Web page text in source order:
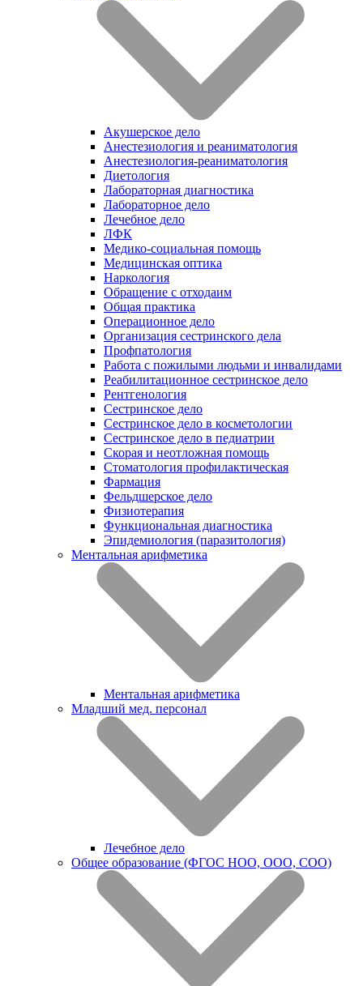
Акушерское дело
Анестезиология и реаниматология
Анестезиология-реаниматология
Диетология
Лабораторная диагностика
Лабораторное дело
Лечебное дело
ЛФК
Медико-социальная помощь
Медицинская оптика
Наркология
Обращение с отходаим
Общая практика
Операционное дело
Организация сестринского дела
Профпатология
Работа с пожилыми людьми и инвалидами
Реабилитационное сестринское дело
Рентгенология
Сестринское дело
Сестринское дело в косметологии
Сестринское дело в педиатрии
Скорая и неотложная помощь
Стоматология профилактическая
Фармация
Фельдшерское дело
Физиотерапия
Функциональная диагностика
Эпидемиология (паразитология)
Ментальная арифметика
Ментальная арифметика
Младший мед. персонал
Лечебное дело
Общее образование (ФГОС НОО, ООО, СОО)